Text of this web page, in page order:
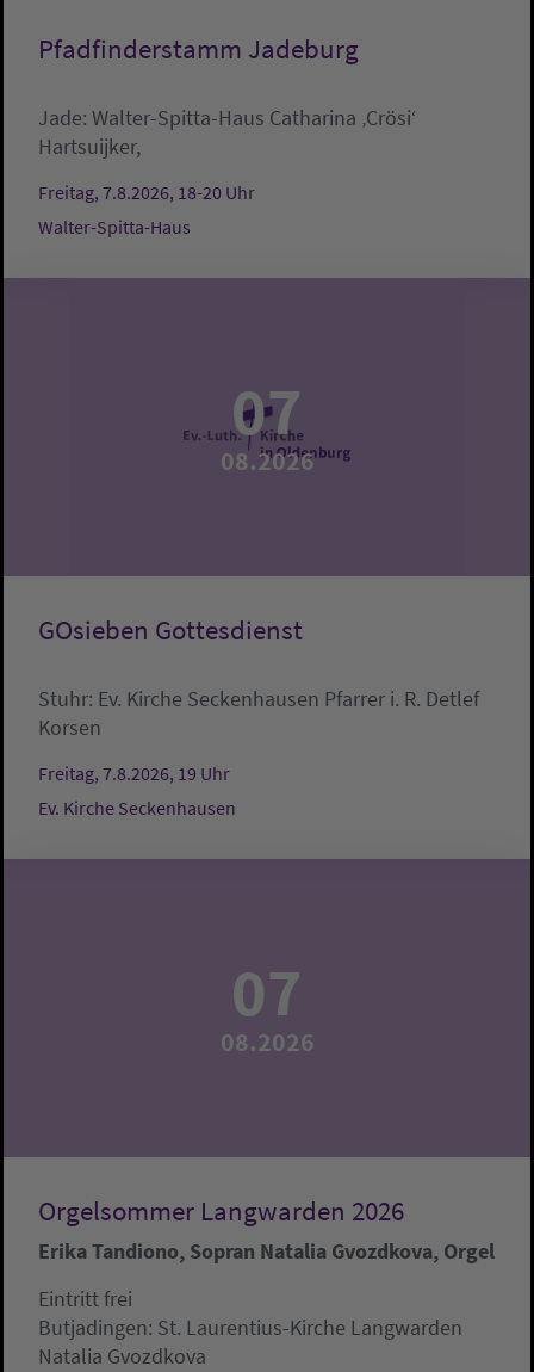
Pfadfinderstamm Jadeburg
Jade: Walter-Spitta-Haus Catharina ‚Crösi‘
Hartsuijker,
Freitag, 7.8.2026, 18-20 Uhr
Walter-Spitta-Haus
07
08.2026
GOsieben Gottesdienst
Stuhr: Ev. Kirche Seckenhausen Pfarrer i. R. Detlef
Korsen
Freitag, 7.8.2026, 19 Uhr
Ev. Kirche Seckenhausen
07
08.2026
Orgelsommer Langwarden 2026
Erika Tandiono, Sopran Natalia Gvozdkova, Orgel
Eintritt frei
Butjadingen: St. Laurentius-Kirche Langwarden
Natalia Gvozdkova